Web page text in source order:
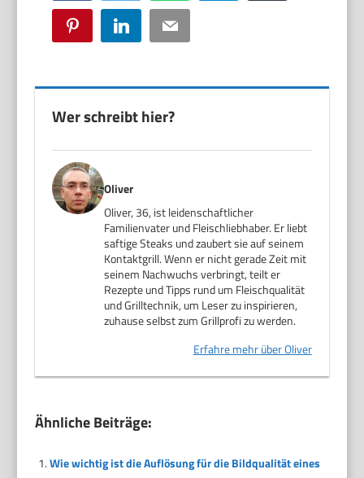
Pinterest LinkedIn Email
Wer schreibt hier?
Oliver
Oliver, 36, ist leidenschaftlicher
Familienvater und Fleischliebhaber. Er liebt
saftige Steaks und zaubert sie auf seinem
Kontaktgrill. Wenn er nicht gerade Zeit mit
seinem Nachwuchs verbringt, teilt er
Rezepte und Tipps rund um Fleischqualität
und Grilltechnik, um Leser zu inspirieren,
zuhause selbst zum Grillprofi zu werden.
Erfahre mehr über Oliver
Ähnliche Beiträge:
Wie wichtig ist die Auflösung für die Bildqualität eines